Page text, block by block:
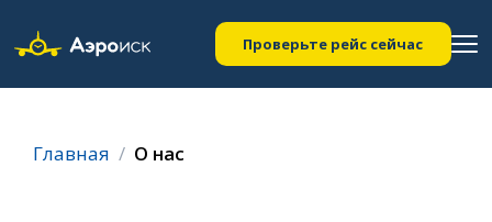
Проверьте рейс сейчас
Главная О нас